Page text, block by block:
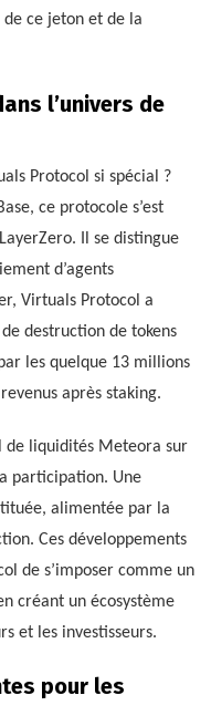
ce jeton et de la
l’univers de
Protocol si spécial ?
ce protocole s’est
Il se distingue
d’agents
Virtuals Protocol a
destruction de tokens
les quelque 13 millions
après staking.
de liquidités Meteora sur
participation. Une
alimentée par la
Ces développements
de s’imposer comme un
créant un écosystème
et les investisseurs.
pour les